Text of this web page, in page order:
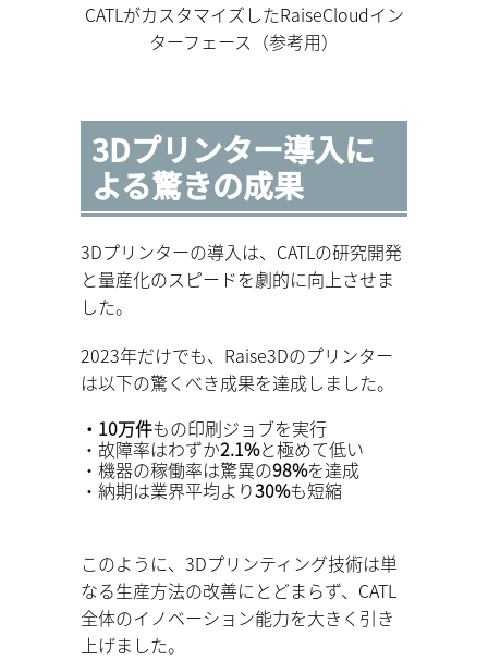
CATLがカスタマイズしたRaiseCloudイン
ターフェース（参考用）
3Dプリンター導入に
よる驚きの成果
3Dプリンターの導入は、CATLの研究開発
と量産化のスピードを劇的に向上させま
した。
2023年だけでも、Raise3Dのプリンター
は以下の驚くべき成果を達成しました。
・10万件もの印刷ジョブを実行
・故障率はわずか2.1%と極めて低い
・機器の稼働率は驚異の98%を達成
・納期は業界平均より30%も短縮
このように、3Dプリンティング技術は単
なる生産方法の改善にとどまらず、CATL
全体のイノベーション能力を大きく引き
上げました。